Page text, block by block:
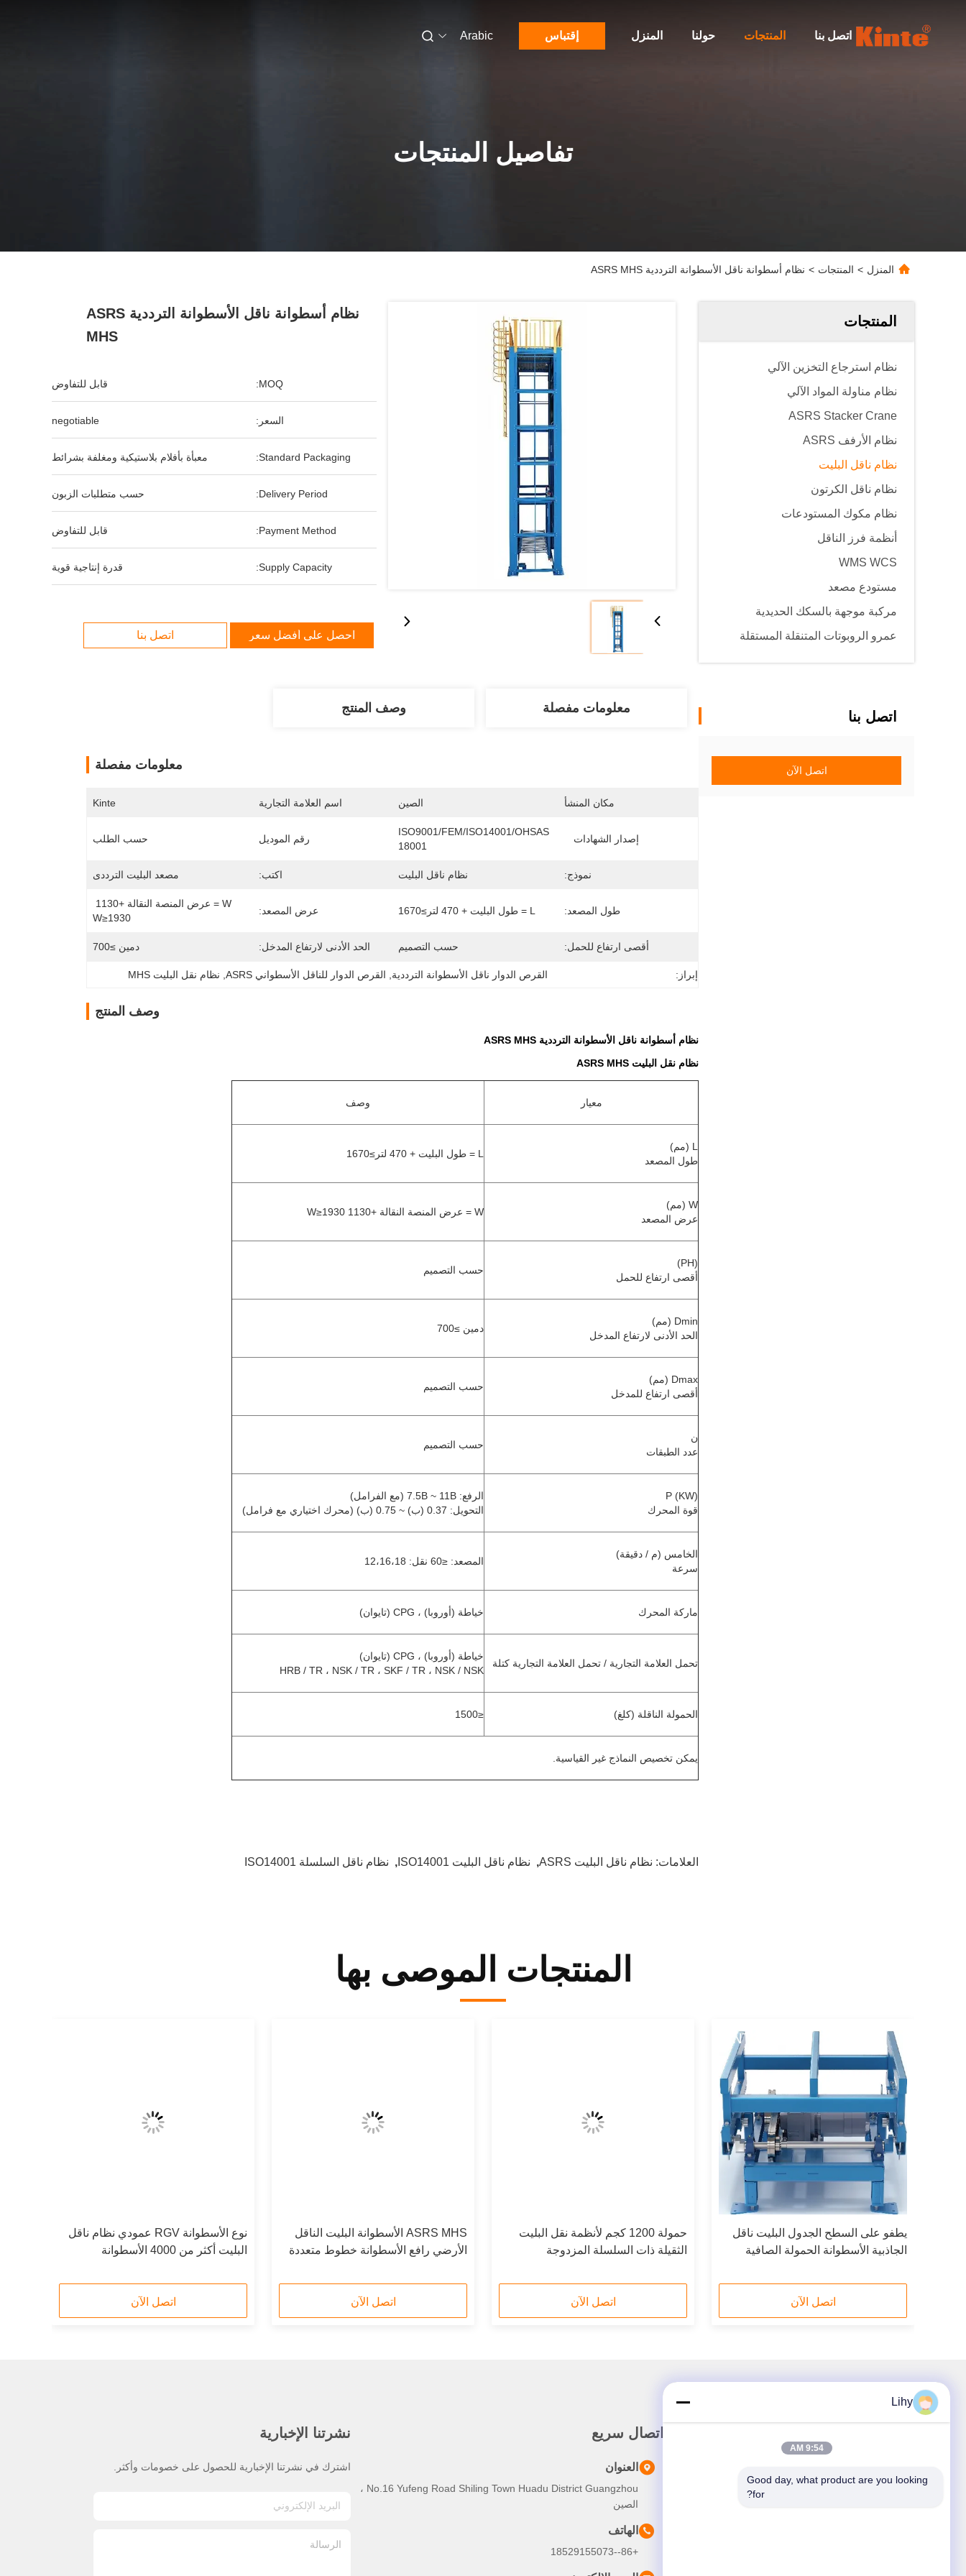
المنزل حولنا المنتجات اتصل بنا إقتباس Arabic
تفاصيل المنتجات
المنزل > المنتجات > نظام أسطوانة ناقل الأسطوانة الترددية ASRS MHS
المنتجات
نظام استرجاع التخزين الآلي
نظام مناولة المواد الآلي
ASRS Stacker Crane
نظام الأرفف ASRS
نظام ناقل البليت
نظام ناقل الكرتون
نظام مكوك المستودعات
أنظمة فرز الناقل
WMS WCS
مستودع مصعد
مركبة موجهة بالسكك الحديدية
عمرو الروبوتات المتنقلة المستقلة
اتصل بنا
اتصل الآن
نظام أسطوانة ناقل الأسطوانة الترددية ASRS
MHS
MOQ: قابل للتفاوض
السعر: negotiable
Standard Packaging: معبأة بأفلام بلاستيكية ومغلفة بشرائط
Delivery Period: حسب متطلبات الزبون
Payment Method: قابل للتفاوض
Supply Capacity: قدرة إنتاجية قوية
احصل على أفضل سعر اتصل بنا
معلومات مفصلة وصف المنتج
معلومات مفصلة
مكان المنشأ الصين اسم العلامة التجارية Kinte
إصدار الشهادات
ISO9001/FEM/ISO14001/OHSAS
18001
رقم الموديل حسب الطلب
نموذج: نظام ناقل البليت اكتب: مصعد البليت الترددى
طول المصعد: L = طول البليت + 470 لتر≥1670 عرض المصعد:
W≥1930
أقصى ارتفاع للحمل: حسب التصميم الحد الأدنى لارتفاع المدخل: دمين ≥700
إبراز: القرص الدوار ناقل الأسطوانة الترددية القرص الدوار للناقل الأسطواني ASRS نظام نقل البليت MHS
وصف المنتج
نظام أسطوانة ناقل الأسطوانة الترددية ASRS MHS
نظام نقل البليت ASRS MHS
معيار وصف
L (مم)
طول المصعد
L = طول البليت + 470 لتر≥1670
W (مم)
عرض المصعد
W = عرض المنصة النقالة +1130 W≥1930
(PH)
أقصى ارتفاع للحمل
حسب التصميم
Dmin (مم)
الحد الأدنى لارتفاع المدخل
دمين ≥700
Dmax (مم)
أقصى ارتفاع للمدخل
حسب التصميم
ن
عدد الطبقات
حسب التصميم
P (KW)
قوة المحرك
الرفع: 7.5B ~ 11B (مع الفرامل)
التحويل: 0.37 (ب) ~ 0.75 (ب) (محرك اختياري مع فرامل)
الخامس (م / دقيقة)
سرعة
المصعد: ≤60 نقل: 12،16،18
ماركة المحرك خياطة (أوروبا) ، CPG (تايوان)
تحمل العلامة التجارية / تحمل العلامة التجارية كتلة
خياطة (أوروبا) ، CPG (تايوان)
HRB / TR ، NSK / TR ، SKF / TR ، NSK / NSK
الحمولة الناقلة (كلغ) ≤1500
يمكن تخصيص النماذج غير القياسية.
العلامات: نظام ناقل البليت ASRS , نظام ناقل البليت ISO14001 , نظام ناقل السلسلة ISO14001
المنتجات الموصى بها
يطفو على السطح الجدول البليت ناقل
الجاذبية الأسطوانة الحمولة الصافية
اتصل الآن
حمولة 1200 كجم لأنظمة نقل البليت
الثقيلة ذات السلسلة المزدوجة
اتصل الآن
ASRS MHS الأسطوانة البليت الناقل
الأرضي رافع الأسطوانة خطوط متعددة
اتصل الآن
نوع الأسطوانة RGV عمودي نظام ناقل
البليت أكثر من 4000 الأسطوانة
اتصل الآن
اتصال سريع
العنوان
No.16 Yufeng Road Shiling Town Huadu District Guangzhou ،
الصين
الهاتف
+86--18529155073
نشرتنا الإخبارية
اشترك في نشرتنا الإخبارية للحصول على خصومات وأكثر.
Lihy
9:54 AM
Good day, what product are you looking
for?